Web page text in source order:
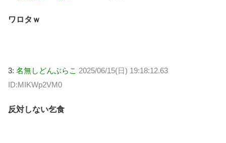
ワロタｗ
3: 名無しどんぶらこ 2025/06/15(日) 19:18:12.63
ID:MIKWp2VM0
反対しない乞食